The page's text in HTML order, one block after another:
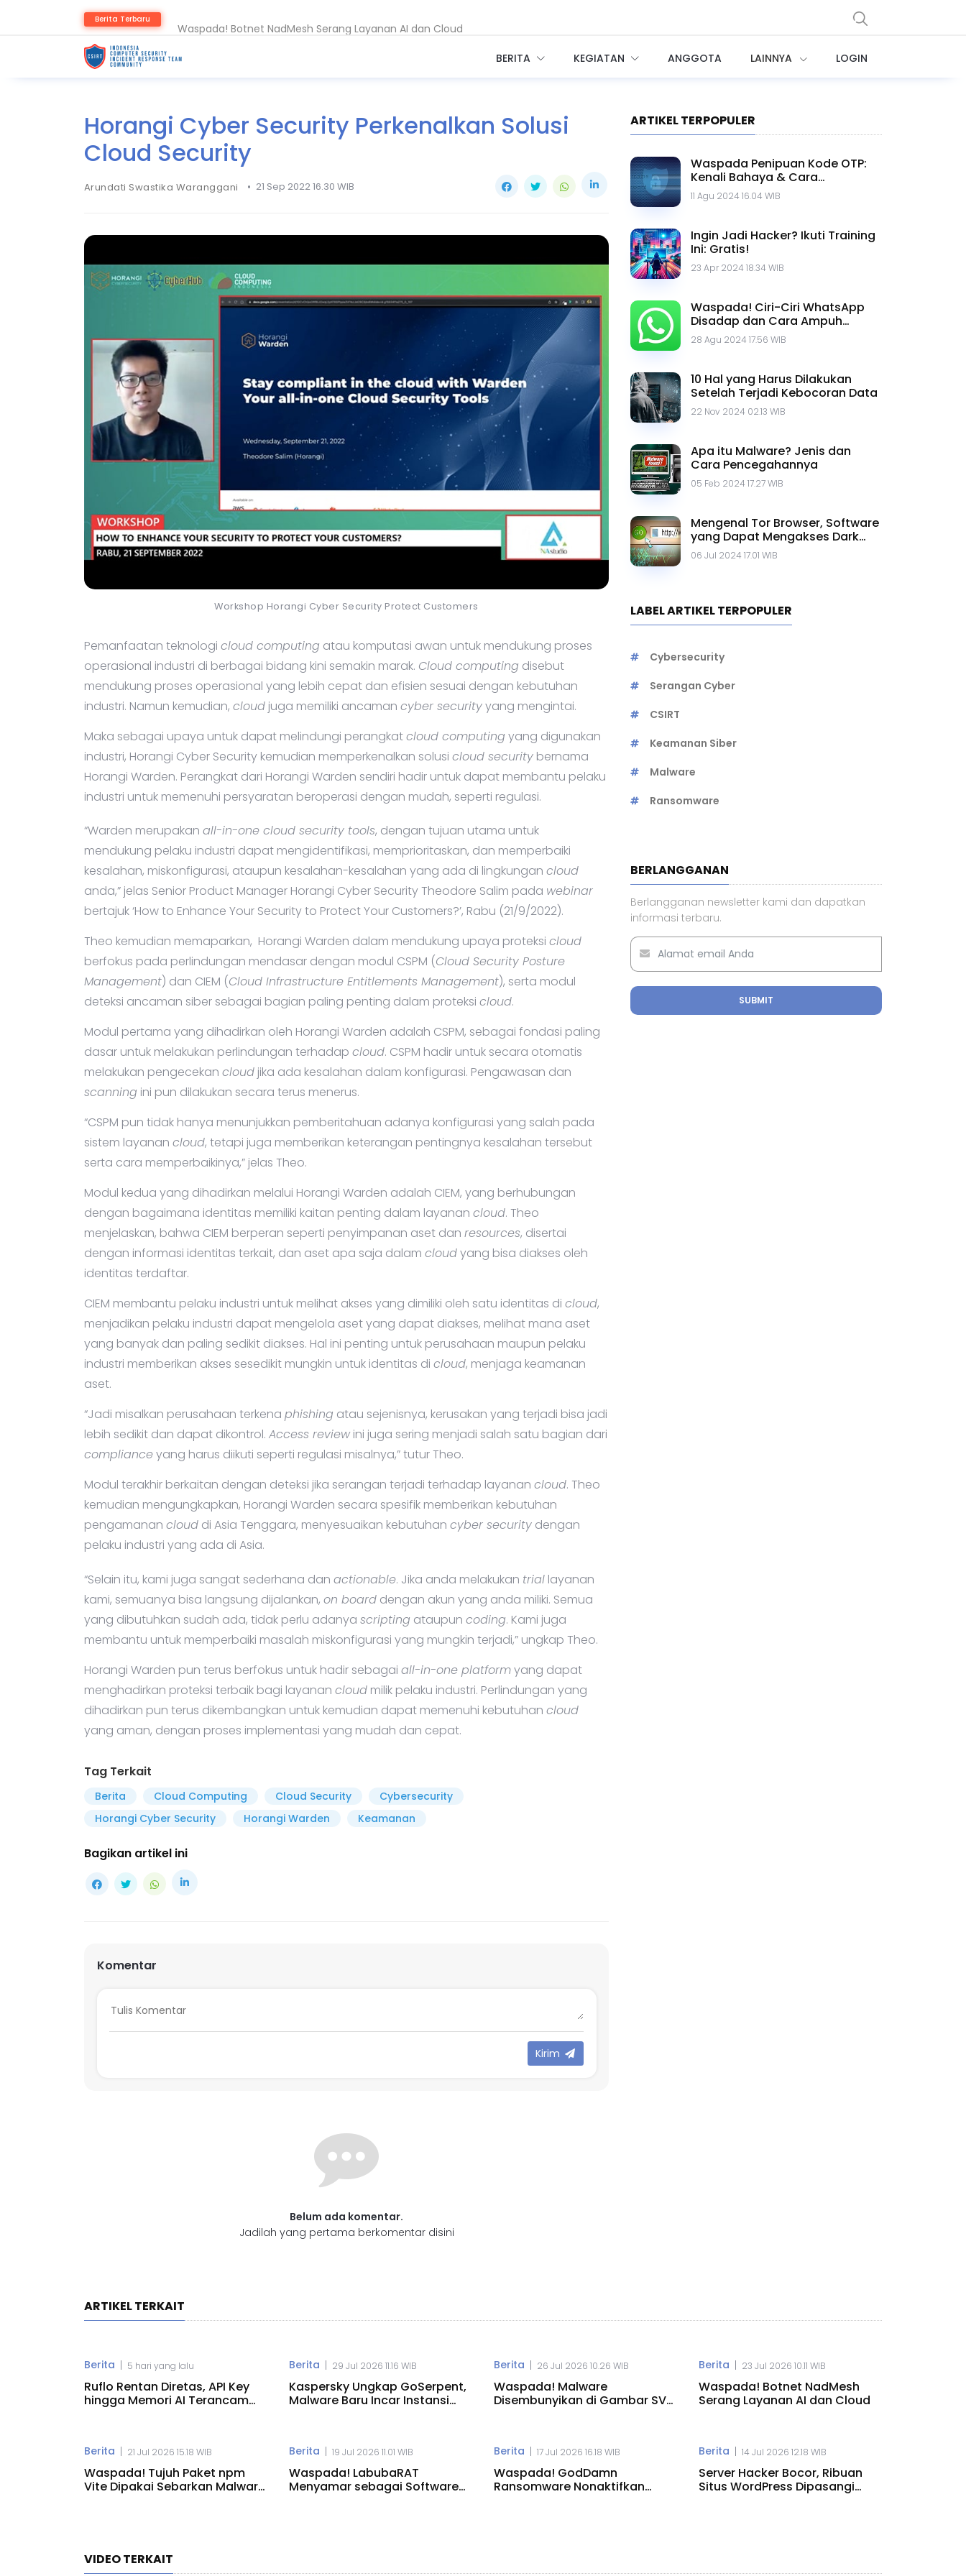
Berita Terbaru
Waspada! Tujuh Paket npm Vite Dipakai Sebarkan Malware RAT BERITA KEGIATAN ANGGOTA LAINNYA LOGIN
Horangi Cyber Security Perkenalkan Solusi
Cloud Security
Arundati Swastika Waranggani • 21 Sep 2022 16.30 WIB
Workshop Horangi Cyber Security Protect Customers
Pemanfaatan teknologi cloud computing atau komputasi awan untuk mendukung proses
operasional industri di berbagai bidang kini semakin marak. Cloud computing disebut
mendukung proses operasional yang lebih cepat dan efisien sesuai dengan kebutuhan
industri. Namun kemudian, cloud juga memiliki ancaman cyber securityyang mengintai.
Maka sebagai upaya untuk dapat melindungi perangkatcloud computing yang digunakan
industri, Horangi Cyber Security kemudian memperkenalkan solusi cloud security bernama
Horangi Warden. Perangkat dari Horangi Warden sendiri hadir untuk dapat membantu pelaku
industri untuk memenuhi persyaratan beroperasi dengan mudah, seperti regulasi.
“Warden merupakan all-in-one cloud security tools, dengan tujuan utama untuk
mendukung pelaku industri dapat mengidentifikasi, memprioritaskan, dan memperbaiki
kesalahan, miskonfigurasi, ataupun kesalahan-kesalahan yang ada di lingkungan cloud
anda,” jelas Senior Product Manager Horangi Cyber Security Theodore Salim pada webinar
bertajuk ‘How to Enhance Your Security to Protect Your Customers?’, Rabu (21/9/2022).
Theo kemudian memaparkan, Horangi Warden dalam mendukung upaya proteksi cloud
berfokus pada perlindungan mendasar dengan modul CSPM (Cloud Security Posture
Management) dan CIEM (Cloud Infrastructure Entitlements Management), serta modul
deteksi ancaman siber sebagai bagian paling penting dalam proteksi cloud.
Modul pertama yang dihadirkan oleh Horangi Warden adalah CSPM, sebagai fondasi paling
dasar untuk melakukan perlindungan terhadap cloud. CSPM hadir untuk secara otomatis
melakukan pengecekan cloud jika ada kesalahan dalam konfigurasi. Pengawasan dan
scanning ini pun dilakukan secara terus menerus.
“CSPM pun tidak hanya menunjukkan pemberitahuan adanya konfigurasi yang salah pada
sistem layanan cloud, tetapi juga memberikan keterangan pentingnya kesalahan tersebut
serta cara memperbaikinya,” jelas Theo.
Modul kedua yang dihadirkan melalui Horangi Warden adalah CIEM, yang berhubungan
dengan bagaimana identitas memiliki kaitan penting dalam layanan cloud. Theo
menjelaskan, bahwa CIEM berperan seperti penyimpanan aset dan resources, disertai
dengan informasi identitas terkait, dan aset apa saja dalam cloudyang bisa diakses oleh
identitas terdaftar.
CIEM membantu pelaku industri untuk melihat akses yang dimiliki oleh satu identitas di cloud,
menjadikan pelaku industri dapat mengelola aset yang dapat diakses, melihat mana aset
yang banyak dan paling sedikit diakses. Hal ini penting untuk perusahaan maupun pelaku
industri memberikan akses sesedikit mungkin untuk identitas di cloud, menjaga keamanan
aset.
“Jadi misalkan perusahaan terkena phishing atau sejenisnya, kerusakan yang terjadi bisa jadi
lebih sedikit dan dapat dikontrol. Access reviewini juga sering menjadi salah satu bagian dari
complianceyang harus diikuti seperti regulasi misalnya,” tutur Theo.
Modul terakhir berkaitan dengan deteksi jika serangan terjadi terhadap layanan cloud. Theo
kemudian mengungkapkan, Horangi Warden secara spesifik memberikan kebutuhan
pengamanan cloud di Asia Tenggara, menyesuaikan kebutuhan cyber security dengan
pelaku industri yang ada di Asia.
“Selain itu, kami juga sangat sederhana dan actionable. Jika anda melakukan trial layanan
kami, semuanya bisa langsung dijalankan, on board dengan akun yang anda miliki. Semua
yang dibutuhkan sudah ada, tidak perlu adanya scripting ataupun coding. Kami juga
membantu untuk memperbaiki masalah miskonfigurasi yang mungkin terjadi,” ungkap Theo.
Horangi Warden pun terus berfokus untuk hadir sebagai all-in-one platformyang dapat
menghadirkan proteksi terbaik bagi layanan cloud milik pelaku industri. Perlindungan yang
dihadirkan pun terus dikembangkan untuk kemudian dapat memenuhi kebutuhan cloud
yang aman, dengan proses implementasi yang mudah dan cepat.
Tag Terkait
Berita Cloud Computing Cloud Security
Cybersecurity
Horangi Cyber Security
Horangi Warden Keamanan
Bagikan artikel ini
Komentar
Kirim
Belum ada komentar.
Jadilah yang pertama berkomentar disini
ARTIKEL TERPOPULER
Waspada Penipuan Kode OTP:
Kenali Bahaya & Cara
Menghindarinya
11 Agu 2024 16.04 WIB
Ingin Jadi Hacker? Ikuti Training
Ini: Gratis!
23 Apr 2024 18.34 WIB
Waspada! Ciri-Ciri WhatsApp
Disadap dan Cara Ampuh
Mengatasinya
28 Agu 2024 17.56 WIB
10 Hal yang Harus Dilakukan
Setelah Terjadi Kebocoran Data
22 Nov 2024 02.13 WIB
Apa itu Malware? Jenis dan
Cara Pencegahannya
05 Feb 2024 17.27 WIB
Mengenal Tor Browser, Software
yang Dapat Mengakses Dark
Web
06 Jul 2024 17.01 WIB
LABEL ARTIKEL TERPOPULER
Cybersecurity
Serangan Cyber
CSIRT
Keamanan Siber
Malware
Ransomware
BERLANGGANAN
Berlangganan newsletter kami dan dapatkan
informasi terbaru.
SUBMIT
ARTIKEL TERKAIT
Berita | 5 hari yang lalu
Ruflo Rentan Diretas, API Key
hingga Memori AI Terancam
Berita | 29 Jul 2026 11.16 WIB
Kaspersky Ungkap GoSerpent,
Malware Baru Incar Instansi
Berita | 26 Jul 2026 10.26 WIB
Waspada! Malware
Disembunyikan di Gambar SVG
Berita | 23 Jul 2026 10.11 WIB
Waspada! Botnet NadMesh
Serang Layanan AI dan Cloud
Berita | 21 Jul 2026 15.18 WIB
Waspada! Tujuh Paket npm
Vite Dipakai Sebarkan Malware
Berita | 19 Jul 2026 11.01 WIB
Waspada! LabubaRAT
Menyamar sebagai Software
Berita | 17 Jul 2026 16.18 WIB
Waspada! GodDamn
Ransomware Nonaktifkan
Berita | 14 Jul 2026 12.18 WIB
Server Hacker Bocor, Ribuan
Situs WordPress Dipasangi
VIDEO TERKAIT